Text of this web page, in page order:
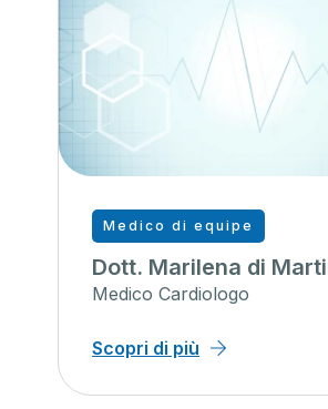
Medico di equipe
Dott. Marilena di
Medico Cardiologo
Scopri di più